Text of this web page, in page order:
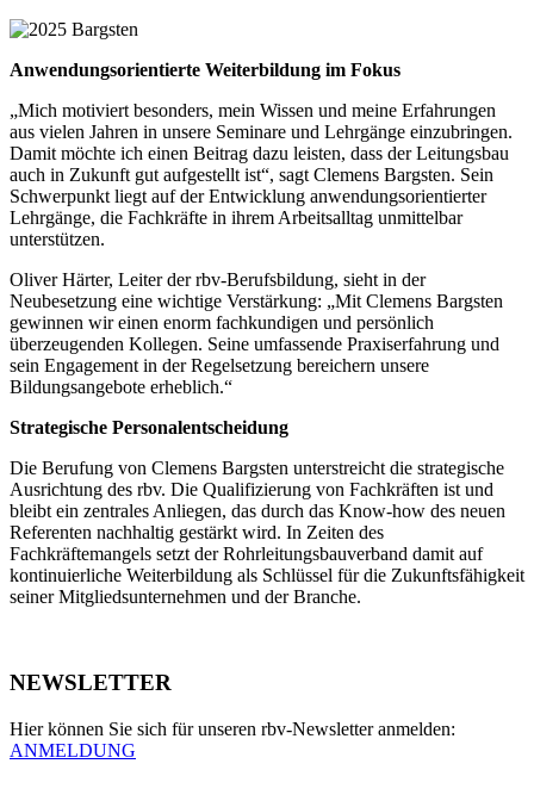
Anwendungsorientierte Weiterbildung im Fokus
„Mich motiviert besonders, mein Wissen und meine Erfahrungen
aus vielen Jahren in unsere Seminare und Lehrgänge einzubringen.
Damit möchte ich einen Beitrag dazu leisten, dass der Leitungsbau
auch in Zukunft gut aufgestellt ist“, sagt Clemens Bargsten. Sein
Schwerpunkt liegt auf der Entwicklung anwendungsorientierter
Lehrgänge, die Fachkräfte in ihrem Arbeitsalltag unmittelbar
unterstützen.
Oliver Härter, Leiter der rbv-Berufsbildung, sieht in der
Neubesetzung eine wichtige Verstärkung: „Mit Clemens Bargsten
gewinnen wir einen enorm fachkundigen und persönlich
überzeugenden Kollegen. Seine umfassende Praxiserfahrung und
sein Engagement in der Regelsetzung bereichern unsere
Bildungsangebote erheblich.“
Strategische Personalentscheidung
Die Berufung von Clemens Bargsten unterstreicht die strategische
Ausrichtung des rbv. Die Qualifizierung von Fachkräften ist und
bleibt ein zentrales Anliegen, das durch das Know-how des neuen
Referenten nachhaltig gestärkt wird. In Zeiten des
Fachkräftemangels setzt der Rohrleitungsbauverband damit auf
kontinuierliche Weiterbildung als Schlüssel für die Zukunftsfähigkeit
seiner Mitgliedsunternehmen und der Branche.
NEWSLETTER
Hier können Sie sich für unseren rbv-Newsletter anmelden:
ANMELDUNG